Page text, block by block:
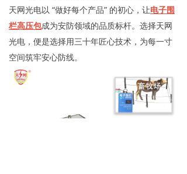
天网光电以 “做好每个产品” 的初心，让电子围
栏高压包成为安防领域的品质标杆。选择天网
光电，便是选择用三十年匠心技术，为每一寸
空间筑牢安心防线。